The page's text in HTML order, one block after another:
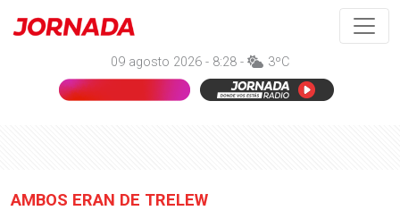
09 agosto 2026 - 8:28 - 3ºC
AMBOS ERAN DE TRELEW